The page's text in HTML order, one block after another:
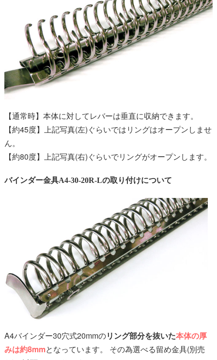
【通常時】本体に対してレバーは垂直に収納できます。
【約45度】上記写真(左)ぐらいではリングはオープンしませ
ん。
【約80度】上記写真(右)ぐらいでリングがオープンします。
バインダー金具A4-30-20R-Lの取り付けについて
A4バインダー30穴式20mmのリング部分を抜いた本体の厚
みは約8mmとなっています。 その為選べる留め金具(別売